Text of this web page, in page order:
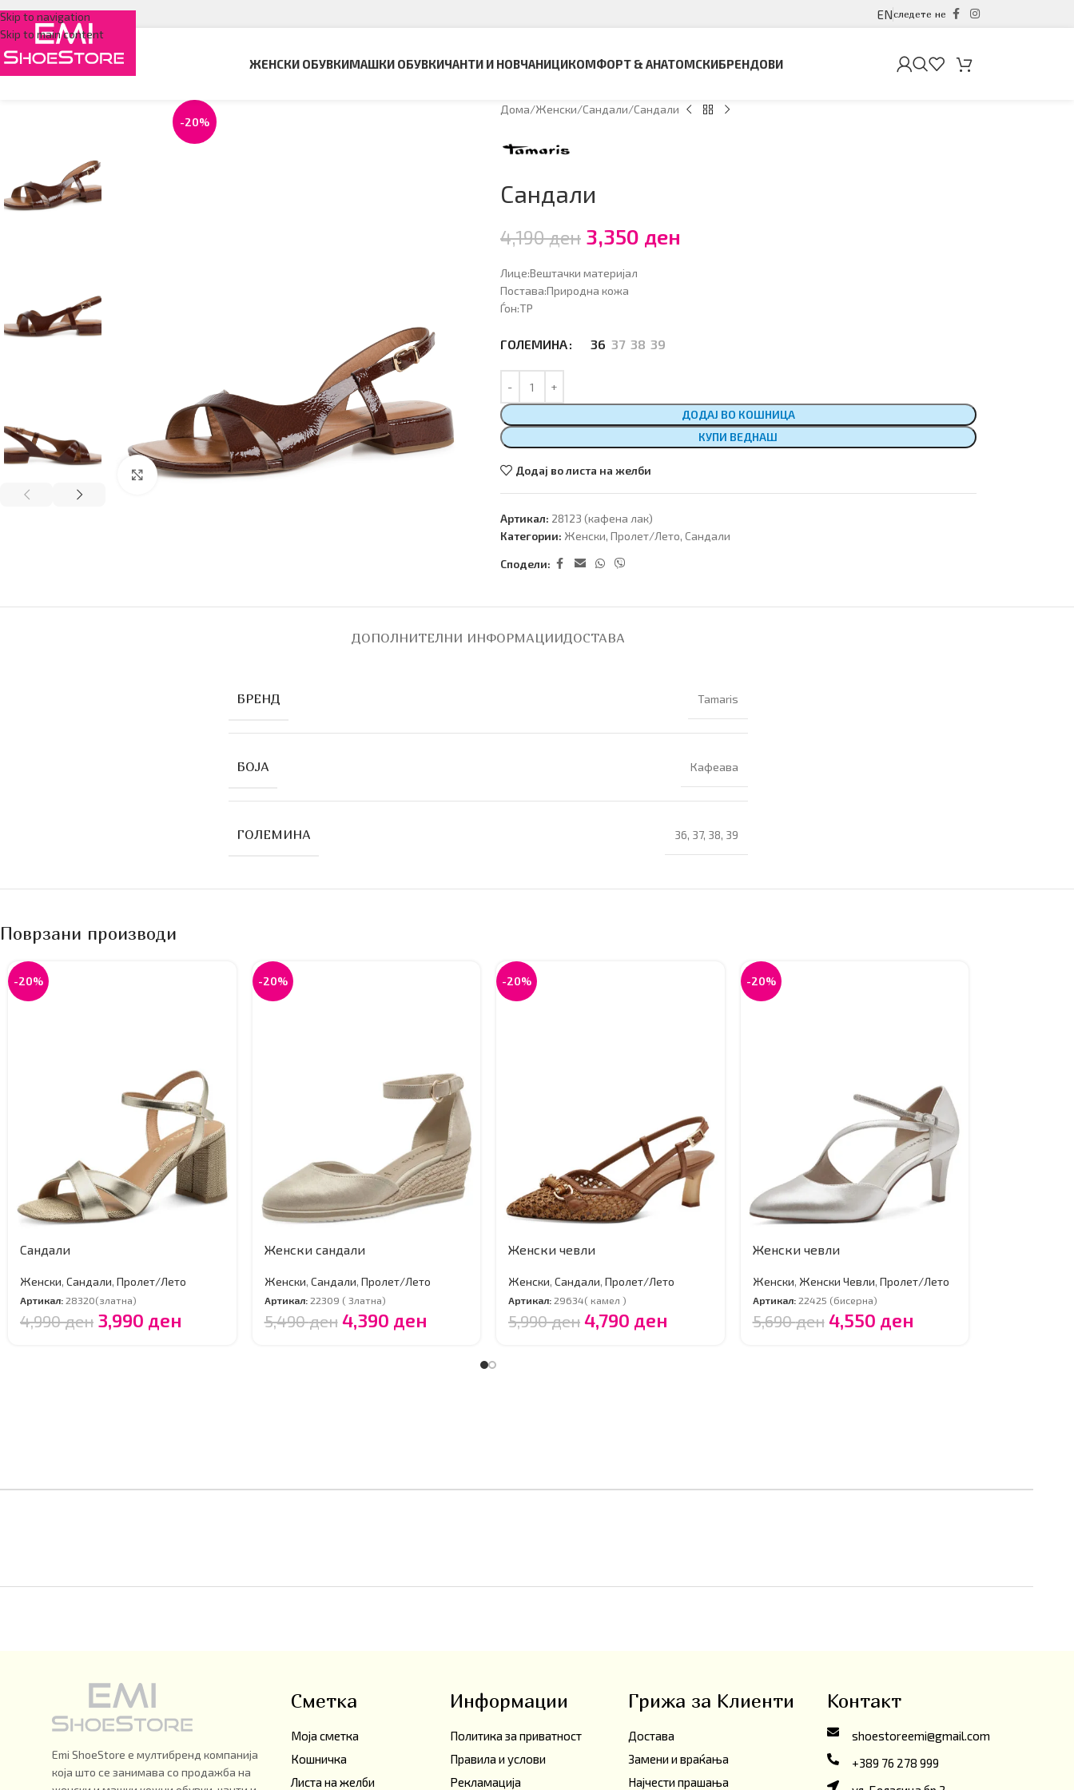
Skip to navigation
Skip to main content
ENследете не
ЖЕНСКИ ОБУВКИМАШКИ ОБУВКИЧАНТИ И НОВЧАНИЦИКОМФОРТ & АНАТОМСКИБРЕНДОВИ
-20%
Click to enlarge
Дома Женски Сандали Сандали
Сандали
4,190ден 3,350 ден
Лице:Вештачки материјал
Постава:Природна кожа
Ѓон:ТР
ГОЛЕМИНА 36 37 38 39
ДОДАЈ ВО КОШНИЦА
КУПИ ВЕДНАШ
Додај во листа на желби
Артикал: 28123 (кафена лак)
Категории: Женски, Пролет/Лето, Сандали
Сподели:
ДОПОЛНИТЕЛНИ ИНФОРМАЦИИДОСТАВА
БРЕНД Tamaris
БОЈА Кафеава
ГОЛЕМИНА 36, 37, 38, 39
Поврзани производи
-20%
Сандали
Женски, Сандали, Пролет/Лето
Артикал:28320(златна)
4,990ден 3,990 ден
-20%
Женски сандали
Женски, Сандали, Пролет/Лето
Артикал:22309 ( Златна)
5,490ден 4,390 ден
-20%
Женски чевли
Женски, Сандали, Пролет/Лето
Артикал:29634( камел )
5,990ден 4,790 ден
-20%
Женски чевли
Женски, Женски Чевли, Пролет/Лето
Артикал:22425 (бисерна)
5,690ден 4,550 ден
Emi ShoeStore е мултибренд компанија
која што се занимава со продажба на
Сметка
Моја сметка
Кошничка
Листа на желби
Информации
Политика за приватност
Правила и услови
Рекламација
Грижа за Клиенти
Достава
Замени и враќања
Најчести прашања
Контакт
shoestoreemi@gmail.com
+389 76 278 999